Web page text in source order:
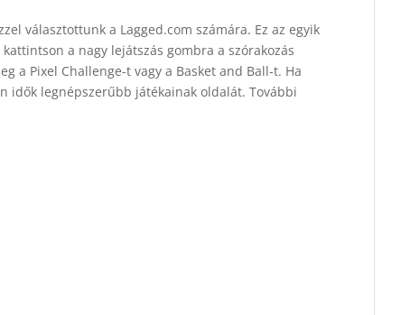
választottunk a Lagged.com számára. Ez az egyik
a nagy lejátszás gombra a szórakozás
a Pixel Challenge-t vagy a Basket and Ball-t. Ha
idők legnépszerűbb játékainak oldalát. További